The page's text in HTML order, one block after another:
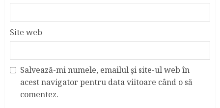
Site web
Salvează-mi numele, emailul și site-ul web în
acest navigator pentru data viitoare când o să
comentez.